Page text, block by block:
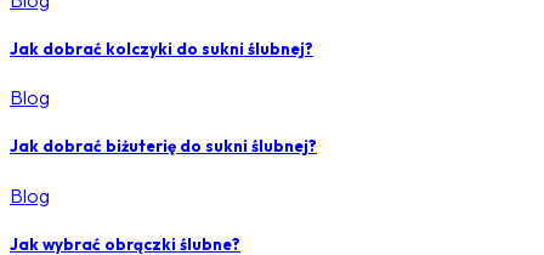
Jak dobrać kolczyki do sukni ślubnej?
Blog
Jak dobrać biżuterię do sukni ślubnej?
Blog
Jak wybrać obrączki ślubne?